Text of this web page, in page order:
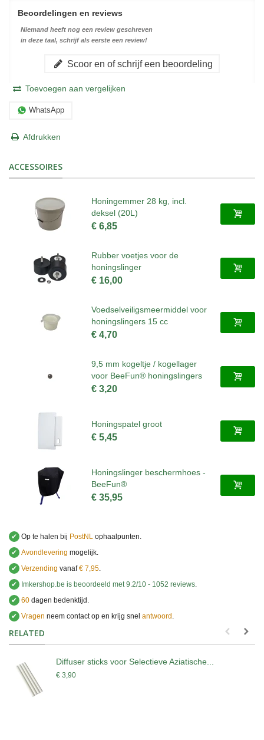
Beoordelingen en reviews
Niemand heeft nog een review geschreven
in deze taal, schrijf als eerste een review!
Scoor en of schrijf een beoordeling
Toevoegen aan vergelijken
WhatsApp
Afdrukken
ACCESSOIRES
Honingemmer 28 kg, incl.
deksel (20L)
€ 6,85
Rubber voetjes voor de
honingslinger
€ 16,00
Voedselveiligsmeermiddel voor
honingslingers 15 cc
€ 4,70
9,5 mm kogeltje / kogellager
voor BeeFun® honingslingers
€ 3,20
Honingspatel groot
€ 5,45
Honingslinger beschermhoes -
BeeFun®
€ 35,95
✔ Op te halen bij PostNL ophaalpunten.
✔ Avondlevering mogelijk.
✔ Verzending vanaf€ 7,95
✔
Imkershop.be is beoordeeld met 9.2/10 - 1052 reviews
✔ 60 dagen bedenktijd.
✔ Vragen neem contact op en krijg snel antwoord
RELATED
Diffuser sticks voor Selectieve Aziatische...
€ 3,90